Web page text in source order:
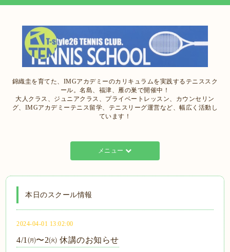
錦織圭を育てた、IMGアカデミーのカリキュラムを実践するテニススク
ール。名島、福津、雁の巣で開催中！
大人クラス、ジュニアクラス、プライベートレッスン、カウンセリン
グ、IMGアカデミーテニス留学、テニスリーグ運営など、幅広く活動し
ています！
メニュー
本日のスクール情報
2024-04-01 13:02:00
4/1㈪〜2㈫ 休講のお知らせ